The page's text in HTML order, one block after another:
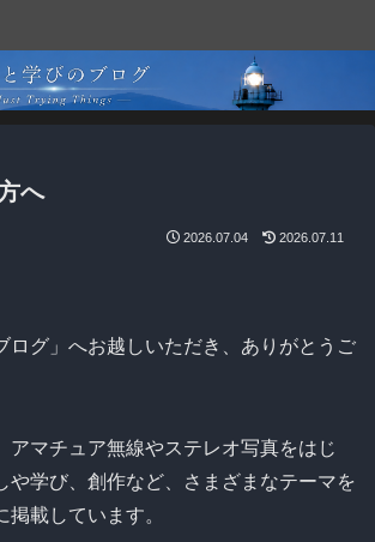
へ
2026.07.04 2026.07.11
ログ」へお越しいただき、ありがとうご
アマチュア無線やステレオ写真をはじ
や学び、創作など、さまざまなテーマを
掲載しています。